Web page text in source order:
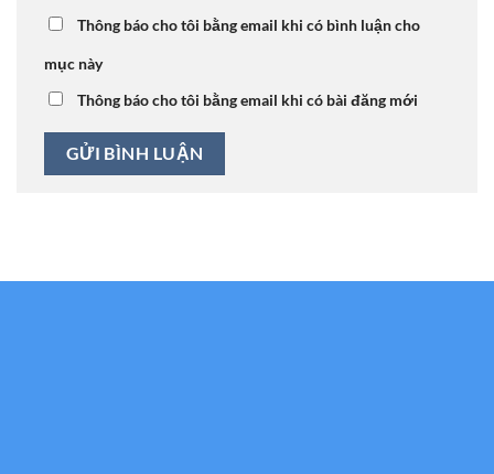
Thông báo cho tôi bằng email khi có bình luận cho
mục này
Thông báo cho tôi bằng email khi có bài đăng mới